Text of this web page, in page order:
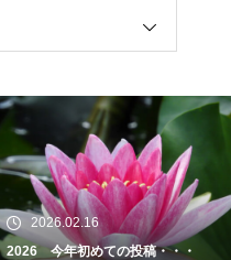
ケア製品・・・幹
③
・・・余計なこと
ませんでした。大
ですね・・・
2026.02.16
2026 今年初めての投稿・・・